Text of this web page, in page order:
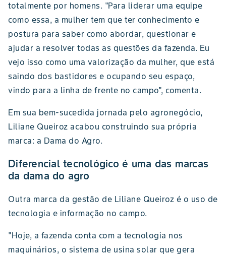
totalmente por homens. "Para liderar uma equipe
como essa, a mulher tem que ter conhecimento e
postura para saber como abordar, questionar e
ajudar a resolver todas as questões da fazenda. Eu
vejo isso como uma valorização da mulher, que está
saindo dos bastidores e ocupando seu espaço,
vindo para a linha de frente no campo", comenta.
Em sua bem-sucedida jornada pelo agronegócio,
Liliane Queiroz acabou construindo sua própria
marca: a Dama do Agro.
Diferencial tecnológico é uma das marcas
da dama do agro
Outra marca da gestão de Liliane Queiroz é o uso de
tecnologia e informação no campo.
"Hoje, a fazenda conta com a tecnologia nos
maquinários, o sistema de usina solar que gera